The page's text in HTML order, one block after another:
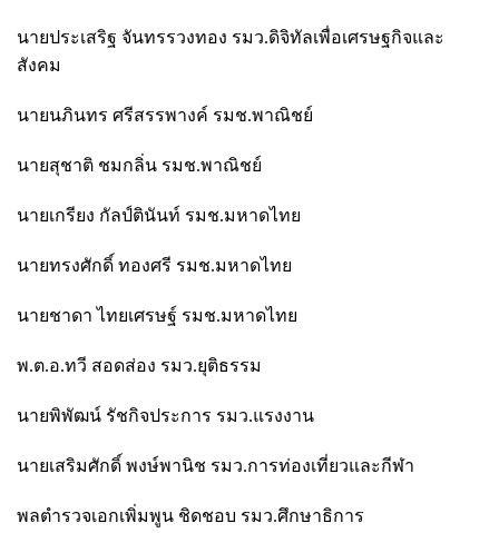
นายประเสริฐ จันทรรวงทอง รมว.ดิจิทัลเพื่อเศรษฐกิจและ
สังคม
นายนภินทร ศรีสรรพางค์ รมช.พาณิชย์
นายสุชาติ ชมกลิ่น รมช.พาณิชย์
นายเกรียง กัลป์ตินันท์ รมช.มหาดไทย
นายทรงศักดิ์ ทองศรี รมช.มหาดไทย
นายชาดา ไทยเศรษฐ์ รมช.มหาดไทย
พ.ต.อ.ทวี สอดส่อง รมว.ยุติธรรม
นายพิพัฒน์ รัชกิจประการ รมว.แรงงาน
นายเสริมศักดิ์ พงษ์พานิช รมว.การท่องเที่ยวและกีฬา
พลตำรวจเอกเพิ่มพูน ชิดชอบ รมว.ศึกษาธิการ